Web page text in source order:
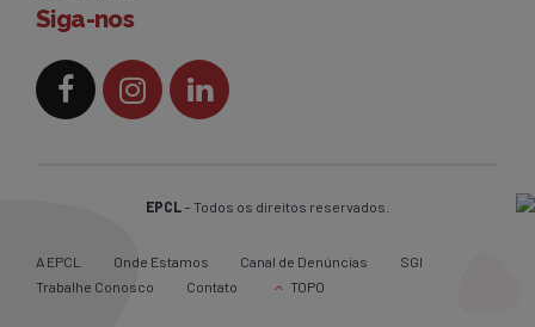
Siga-nos
EPCL– Todos os direitos reservados.
A EPCL Onde Estamos Canal de Denúncias
SGI
Trabalhe Conosco
Contato TOPO